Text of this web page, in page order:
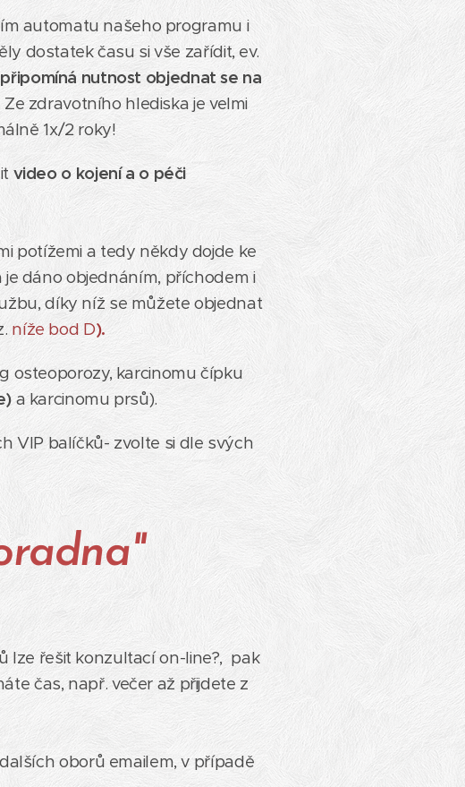
automatu našeho programu i
dostatek času si vše zařídit, ev.
připomíná nutnost objednat se na
zdravotního hlediska je velmi
1x/2 roky!
video o kojení a o péči
potížemi a tedy někdy dojde ke
je dáno objednáním, příchodem i
díky níž se můžete objednat
níže bod D).
osteoporozy, karcinomu čípku
a karcinomu prsů).
VIP balíčků- zvolte si dle svých
lze řešit konzultací on-line?, pak
čas, např. večer až přijdete z
oborů emailem, v případě